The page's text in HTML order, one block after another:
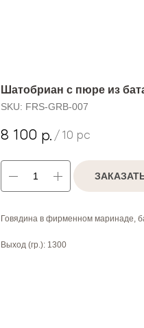
Шатобриан с пюре из
SKU: FRS-GRB-007
8 100 р. / 10 pc
Говядина в фирменном маринаде,
Выход (гр.): 1300